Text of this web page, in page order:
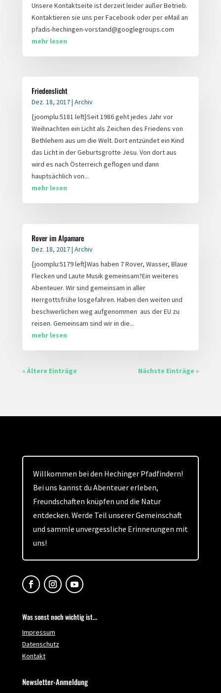
Unsere Kontaktseite ist derzeit leider außer Betrieb.
Kontaktieren sie uns per Facebook oder per eMail an
pfadis-hechingen-vorstand@googlegroups.com
mehr lesen
Friedenslicht
Dez. 18, 2017| Archiv
{joomplu:5181 left}Seit 1986 geht jedes Jahr vor
Weihnachten ein Licht als Zeichen des Friedens von
Bethlehem aus um die Welt. Dort entzündet ein Kind
das Licht in der Geburtsgrotte Jesu. Von dort aus
wird es nach Österreich geflogen und dann
hauptsächlich von...
mehr lesen
Rover im Alpamare
Dez. 18, 2017| Archiv
{joomplu:5179 left}Was haben 7 Rover, Wasser, Blaue
Flecken und Laute Musik gemeinsam?Ein weiteres
Abenteuer. Wir sind gemeinsam in aller
Herrgottsfrühe losgefahren. Haben den weiten und
beschwerlichen weg aufgenommen aus der EU zu
reisen. Gemeinsam sind wir in die...
mehr lesen
« Ältere Einträge Nächste Einträge »
Willkommen bei den Hechinger Pfadfindern!
Bei uns kannst du Abenteuer erleben,
Freundschaften knüpfen und die Natur
entdecken. Werde Teil unserer Gemeinschaft
und sammle unvergessliche Erinnerungen mit
uns!
Was sonst noch wichtig ist...
Impressum
Datenschutz
Kontakt
Newsletter-Anmeldung